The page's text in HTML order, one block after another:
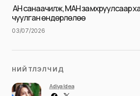
Илгээх
АН санаачилж, МАН замхруулсаар
чуулган өндөрлөлөө
03/07/2026
НИЙТЛЭЛЧИД
Adiya Idea